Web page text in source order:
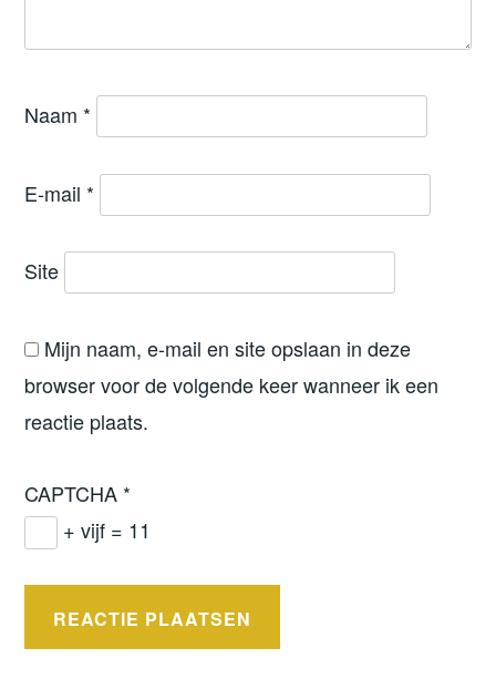
Naam *
E-mail *
Site
Mijn naam, e-mail en site opslaan in deze
browser voor de volgende keer wanneer ik een
reactie plaats.
CAPTCHA *
+ vijf = 11